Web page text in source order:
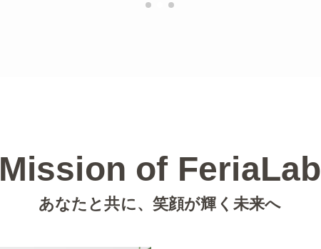
Mission of FeriaLab
あなたと共に、笑顔が輝く未来へ